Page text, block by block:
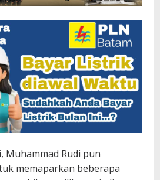
Muhammad Rudi pun
memaparkan beberapa